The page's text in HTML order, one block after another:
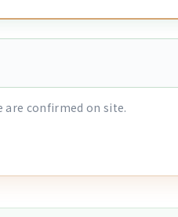
are confirmed on site.